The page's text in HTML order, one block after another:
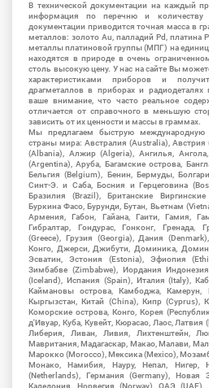
В технической документации на каждый
информация по перечню и количеству
документации приводится точная масса в
металлов: золото Au, палладий Pd, платина
металлы платиновой группы (МПГ) на
находятся в природе в очень
столь высокую цену. У нас на сайте Вы
характеристиками приборов и
драгметаллов в приборах и
ваше внимание, что часто реальное
отличается от справочного в меньшую
зависить от их ценности и массы в граммах.
Мы предлагаем быструю международную
страны мира: Австралия (Australia),
(Albania), Алжир (Algeria), Ангилья,
(Argentina), Аруба, Багамские острова,
Бельгия (Belgium), Бенин, Бермуды,
Синт-Э. и Саба, Босния и Герцеговина
Бразилия (Brazil), Британские
Буркина Фасо, Бурунди, Бутан, Вьетнам
Армения, Габон, Гайана, Гаити, Гамия,
Гибралтар, Гондурас, Гонконг, Гренада,
(Greece), Грузия (Georgia), Дания
Конго, Джерси, Джибути, Доминика,
Эсватин, Эстония (Estonia), Эфиопия
Зимбабве (Zimbabwe), Иордания
(Iceland), Испания (Spain), Италия (Italy),
Каймановы острова, Камбоджа, Камерун,
Кыргызстан, Китай (China), Кипр (Cyprus),
Коморские острова, Конго, Корея
д'Ивуар, Куба, Кувейт, Кюрасао, Лаос, Латвия
Либерия, Ливан, Ливия, Лихтенштейн,
Мавритания, Мадагаскар, Макао, Малави,
Марокко (Morocco), Мексика (Mexico),
Монако, Намибия, Науру, Непал, Нигер,
(Netherlands), Германия (Germany), Новая